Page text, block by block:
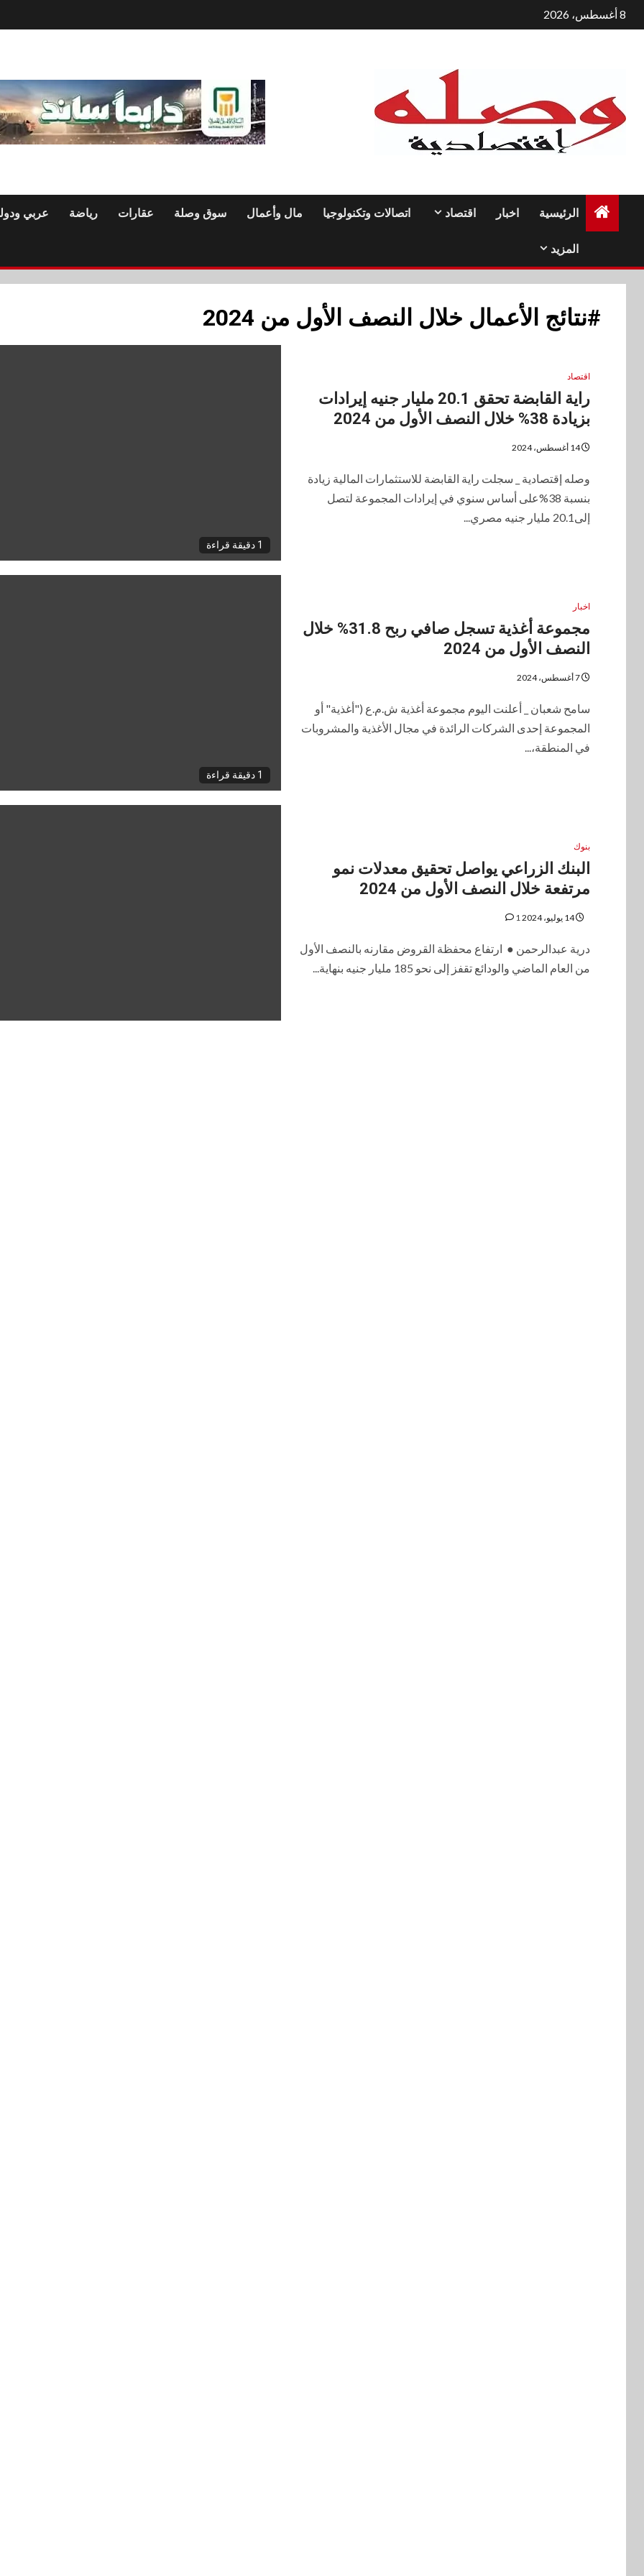
التجاوز
إلى
8 أغسطس، 2026
الرئيسية اخبار اقتصاد اتصالات وتكنولوجيا مال وأعمال سوق وصلة عقارات رياضة عربي
المزيد
#نتائج الأعمال خلال النصف الأول من 2024
1 دقيقة قراءة
اقتصاد
راية القابضة تحقق 20.1 مليار جنيه إيرادات
بزيادة 38% خلال النصف الأول من 2024
14 أغسطس، 2024
وصله إقتصادية _ سجلت راية القابضة للاستثمارات المالية زيادة
بنسبة 38%على أساس سنوي في إيرادات المجموعة لتصل
إلى20.1 مليار جنيه مصري...
1 دقيقة قراءة
اخبار
مجموعة أغذية تسجل صافي ربح 31.8% خلال
النصف الأول من 2024
7 أغسطس، 2024
سامح شعبان _ أعلنت اليوم مجموعة أغذية ش.م.ع ("أغذية" أو
المجموعة إحدى الشركات الرائدة في مجال الأغذية والمشروبات
في المنطقة،...
بنوك
البنك الزراعي يواصل تحقيق معدلات نمو
مرتفعة خلال النصف الأول من 2024
14 يوليو، 2024 1
درية عبدالرحمن ● ارتفاع محفظة القروض مقارنه بالنصف الأول
من العام الماضي والودائع تقفز إلى نحو 185 مليار جنيه بنهاية...